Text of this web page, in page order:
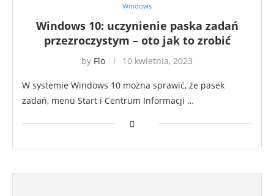
Windows
Windows 10: uczynienie paska zadań
przezroczystym – oto jak to zrobić
by Flo 10 kwietnia, 2023
W systemie Windows 10 można sprawić, że pasek
zadań, menu Start i Centrum Informacji …